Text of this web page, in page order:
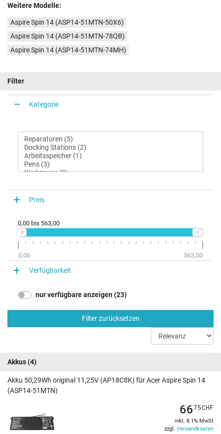
Weitere Modelle:
Aspire Spin 14 (ASP14-51MTN-50X6)
Aspire Spin 14 (ASP14-51MTN-78QB)
Aspire Spin 14 (ASP14-51MTN-74MH)
Filter
Kategorie
Preis
0,00 bis 563,00
0,00 563,00
Verfügbarkeit
nur verfügbare anzeigen (23)
Filter zurücksetzen
Akkus(4)
Akku 50,29Wh original 11,25V (AP18C8K) für Acer Aspire Spin 14
(ASP14-51MTN)
6675CHF
inkl. 8.1% MwSt
zzgl. Versandkosten